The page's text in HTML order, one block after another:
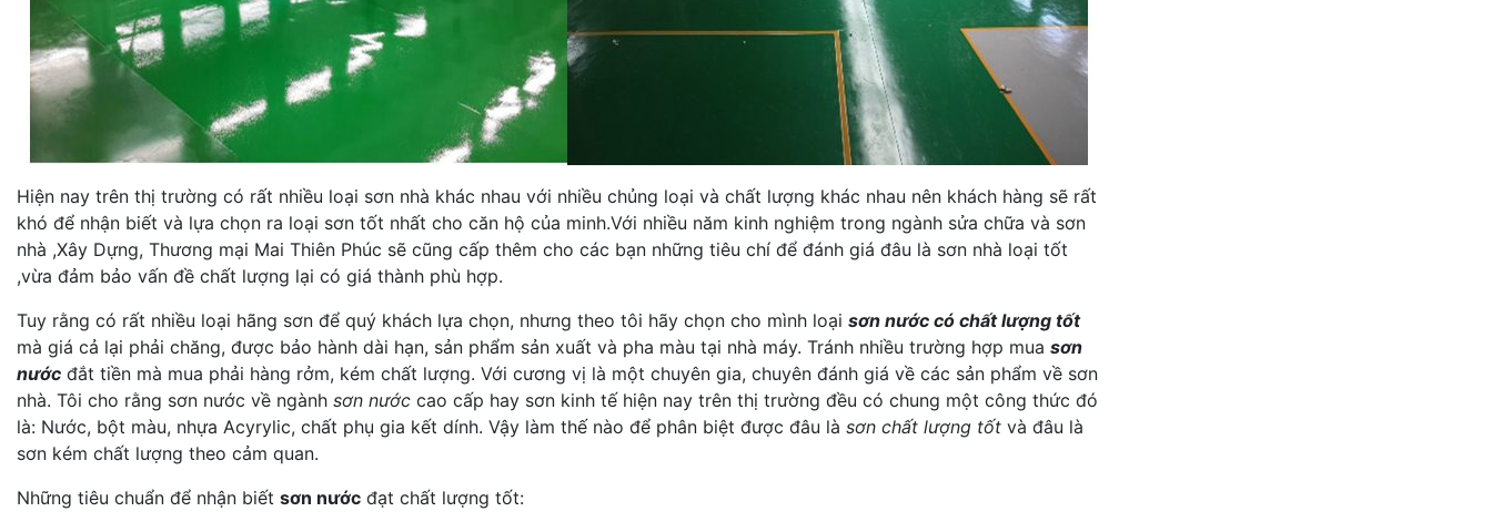
Hiện nay trên thị trường có rất nhiều loại sơn nhà khác nhau với nhiều chủng loại và chất lượng khác nhau nên khách hàng sẽ rất
khó để nhận biết và lựa chọn ra loại sơn tốt nhất cho căn hộ của minh.Với nhiều năm kinh nghiệm trong ngành sửa chữa và sơn
nhà ,Xây Dựng, Thương mại Mai Thiên Phúc sẽ cũng cấp thêm cho các bạn những tiêu chí để đánh giá đâu là sơn nhà loại tốt
,vừa đảm bảo vấn đề chất lượng lại có giá thành phù hợp.
Tuy rằng có rất nhiều loại hãng sơn để quý khách lựa chọn, nhưng theo tôi hãy chọn cho mình loại sơn nước có chất lượng tốt
mà giá cả lại phải chăng, được bảo hành dài hạn, sản phẩm sản xuất và pha màu tại nhà máy. Tránh nhiều trường hợp mua sơn
nước đắt tiền mà mua phải hàng rởm, kém chất lượng. Với cương vị là một chuyên gia, chuyên đánh giá về các sản phẩm về sơn
nhà. Tôi cho rằng sơn nước về ngành sơn nước cao cấp hay sơn kinh tế hiện nay trên thị trường đều có chung một công thức đó
là: Nước, bột màu, nhựa Acyrylic, chất phụ gia kết dính. Vậy làm thế nào để phân biệt được đâu là sơn chất lượng tốt và đâu là
sơn kém chất lượng theo cảm quan.
Những tiêu chuẩn để nhận biết sơn nước đạt chất lượng tốt: